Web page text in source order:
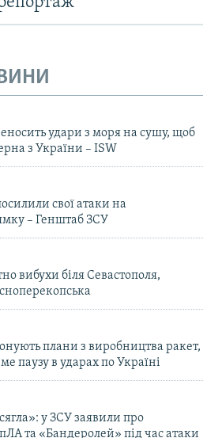
удари з моря на сушу, щоб
з України – ISW
свої атаки на
– Генштаб ЗСУ
вибухи біля Севастополя,
плани з виробництва ракет,
паузу в ударах по Україні
у ЗСУ заявили про
та «Бандеролей» під час атаки